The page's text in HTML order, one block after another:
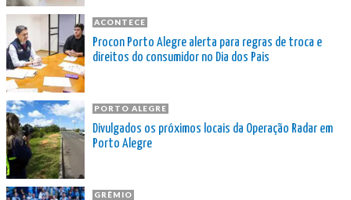
ACONTECE
Procon Porto Alegre alerta para regras de troca e
direitos do consumidor no Dia dos Pais
PORTO ALEGRE
Divulgados os próximos locais da Operação Radar em
Porto Alegre
GRÊMIO